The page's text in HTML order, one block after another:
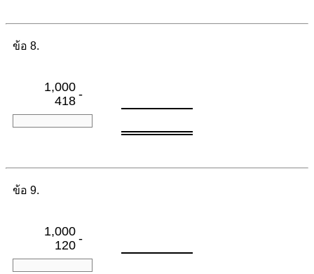
ข้อ 8.
1,000-
418
ข้อ 9.
1,000-
120